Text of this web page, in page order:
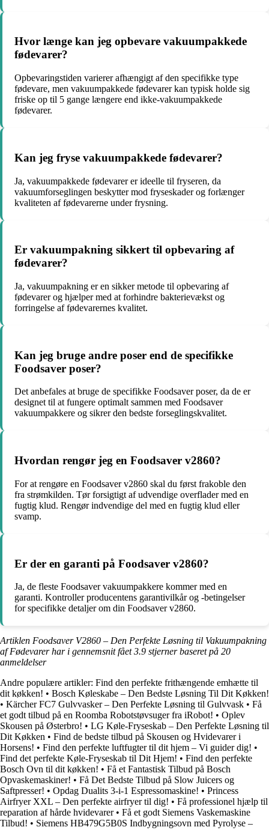
Hvor længe kan jeg opbevare vakuumpakkede
fødevarer?
Opbevaringstiden varierer afhængigt af den specifikke type
fødevare, men vakuumpakkede fødevarer kan typisk holde sig
friske op til 5 gange længere end ikke-vakuumpakkede
fødevarer.
Kan jeg fryse vakuumpakkede fødevarer?
Ja, vakuumpakkede fødevarer er ideelle til fryseren, da
vakuumforseglingen beskytter mod fryseskader og forlænger
kvaliteten af fødevarerne under frysning.
Er vakuumpakning sikkert til opbevaring af
fødevarer?
Ja, vakuumpakning er en sikker metode til opbevaring af
fødevarer og hjælper med at forhindre bakterievækst og
forringelse af fødevarernes kvalitet.
Kan jeg bruge andre poser end de specifikke
Foodsaver poser?
Det anbefales at bruge de specifikke Foodsaver poser, da de er
designet til at fungere optimalt sammen med Foodsaver
vakuumpakkere og sikrer den bedste forseglingskvalitet.
Hvordan rengør jeg en Foodsaver v2860?
For at rengøre en Foodsaver v2860 skal du først frakoble den
fra strømkilden. Tør forsigtigt af udvendige overflader med en
fugtig klud. Rengør indvendige del med en fugtig klud eller
svamp.
Er der en garanti på Foodsaver v2860?
Ja, de fleste Foodsaver vakuumpakkere kommer med en
garanti. Kontroller producentens garantivilkår og -betingelser
for specifikke detaljer om din Foodsaver v2860.
Artiklen Foodsaver V2860 – Den Perfekte Løsning til Vakuumpakning
af Fødevarer har i gennemsnit fået3.9 stjerner baseret på 20
anmeldelser
Andre populære artikler: Find den perfekte frithængende emhætte til
dit køkken! • Bosch Køleskabe – Den Bedste Løsning Til Dit Køkken!
• Kärcher FC7 Gulvvasker – Den Perfekte Løsning til Gulvvask • Få
et godt tilbud på en Roomba Robotstøvsuger fra iRobot! • Oplev
Skousen på Østerbro! • LG Køle-Fryseskab – Den Perfekte Løsning til
Dit Køkken • Find de bedste tilbud på Skousen og Hvidevarer i
Horsens! • Find den perfekte luftfugter til dit hjem – Vi guider dig! •
Find det perfekte Køle-Fryseskab til Dit Hjem! • Find den perfekte
Bosch Ovn til dit køkken! • Få et Fantastisk Tilbud på Bosch
Opvaskemaskiner! • Få Det Bedste Tilbud på Slow Juicers og
Saftpresser! • Opdag Dualits 3-i-1 Espressomaskine! • Princess
Airfryer XXL – Den perfekte airfryer til dig! • Få professionel hjælp til
reparation af hårde hvidevarer• Få et godt Siemens Vaskemaskine
Tilbud! • Siemens HB479G5B0S Indbygningsovn med Pyrolyse –